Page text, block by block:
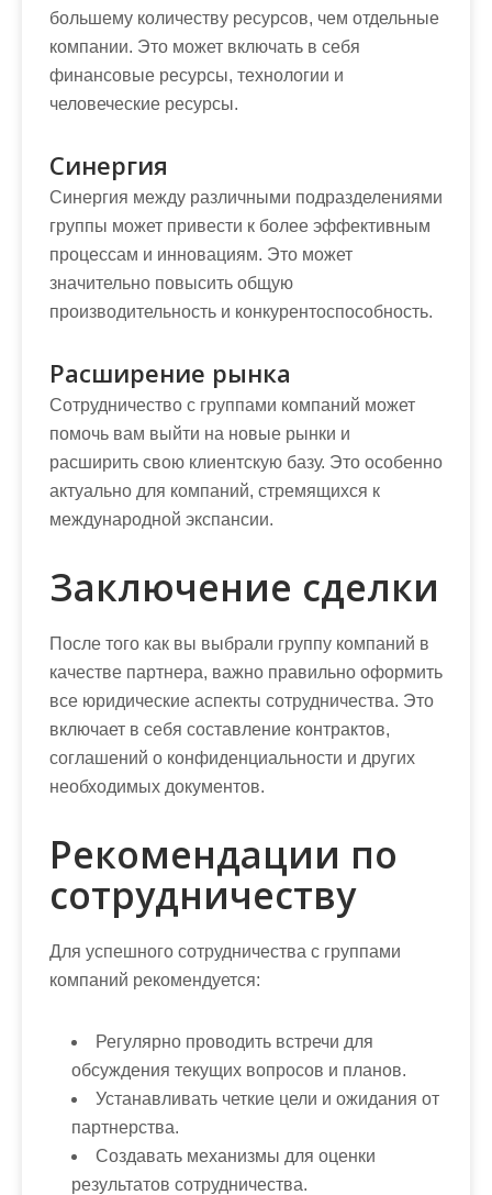
большему количеству ресурсов, чем отдельные
компании. Это может включать в себя
финансовые ресурсы, технологии и
человеческие ресурсы.
Синергия
Синергия между различными подразделениями
группы может привести к более эффективным
процессам и инновациям. Это может
значительно повысить общую
производительность и конкурентоспособность.
Расширение рынка
Сотрудничество с группами компаний может
помочь вам выйти на новые рынки и
расширить свою клиентскую базу. Это особенно
актуально для компаний, стремящихся к
международной экспансии.
Заключение сделки
После того как вы выбрали группу компаний в
качестве партнера, важно правильно оформить
все юридические аспекты сотрудничества. Это
включает в себя составление контрактов,
соглашений о конфиденциальности и других
необходимых документов.
Рекомендации по
сотрудничеству
Для успешного сотрудничества с группами
компаний рекомендуется:
Регулярно проводить встречи для
обсуждения текущих вопросов и планов.
Устанавливать четкие цели и ожидания от
партнерства.
Создавать механизмы для оценки
результатов сотрудничества.